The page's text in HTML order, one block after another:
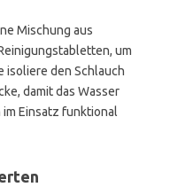
Mischung aus
um
isoliere den Schlauch
damit das Wasser
Einsatz funktional